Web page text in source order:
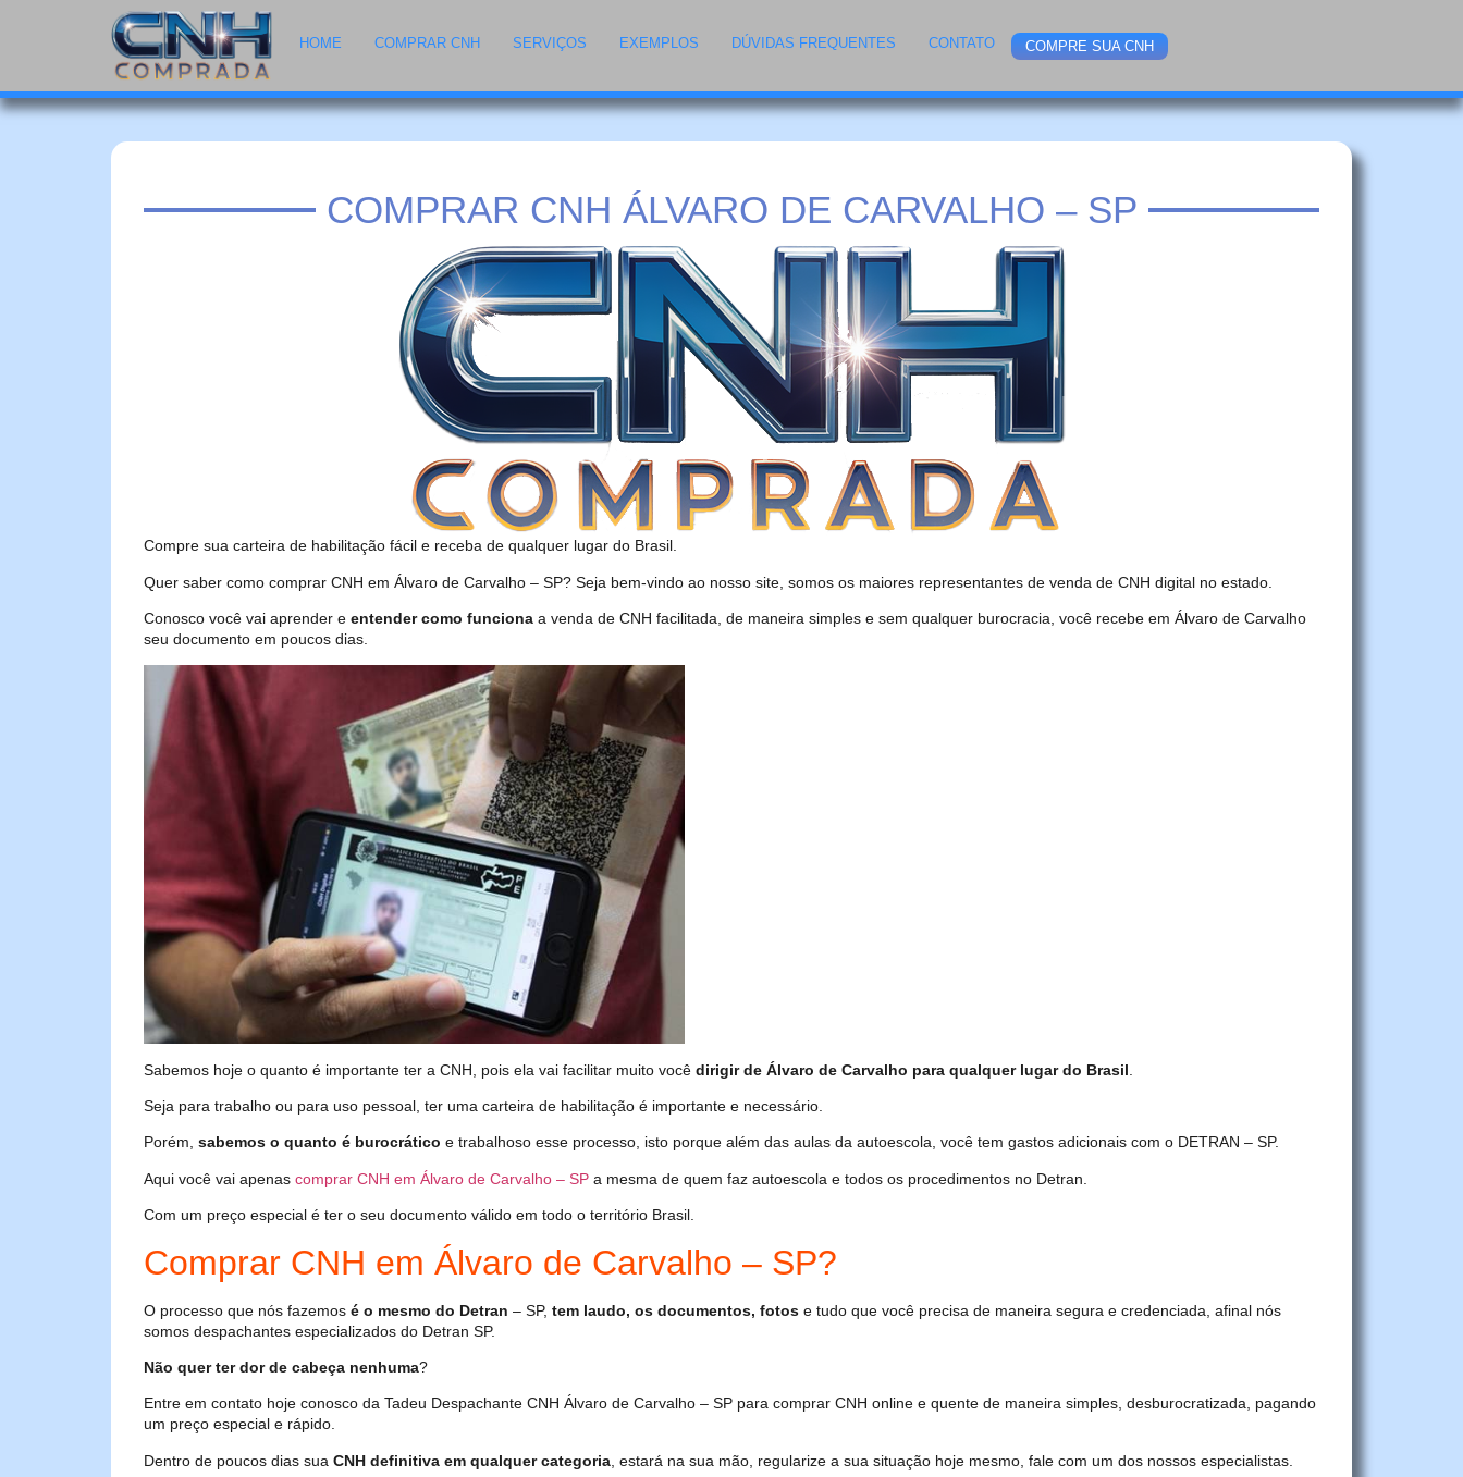
HOME COMPRAR CNH SERVIÇOS EXEMPLOS DÚVIDAS FREQUENTES CONTATO COMPRE SUA CNH
COMPRAR CNH ÁLVARO DE CARVALHO – SP
Compre sua carteira de habilitação fácil e receba de qualquer lugar do Brasil.
Quer saber como comprar CNH em Álvaro de Carvalho – SP? Seja bem-vindo ao nosso site, somos os maiores representantes de venda de CNH digital no estado.
Conosco você vai aprender e entender como funciona a venda de CNH facilitada, de maneira simples e sem qualquer burocracia, você recebe em Álvaro de Carvalho
seu documento em poucos dias.
Sabemos hoje o quanto é importante ter a CNH, pois ela vai facilitar muito você dirigir de Álvaro de Carvalho para qualquer lugar do Brasil
Seja para trabalho ou para uso pessoal, ter uma carteira de habilitação é importante e necessário.
Porém, sabemos o quanto é burocrático e trabalhoso esse processo, isto porque além das aulas da autoescola, você tem gastos adicionais com o DETRAN – SP.
Aqui você vai apenas comprar CNH em Álvaro de Carvalho – SP a mesma de quem faz autoescola e todos os procedimentos no Detran.
Com um preço especial é ter o seu documento válido em todo o território Brasil.
Comprar CNH em Álvaro de Carvalho – SP?
O processo que nós fazemos é o mesmo do Detran – SP, tem laudo, os documentos, fotos e tudo que você precisa de maneira segura e credenciada, afinal nós
somos despachantes especializados do Detran SP.
Não quer ter dor de cabeça nenhuma?
Entre em contato hoje conosco da Tadeu Despachante CNH Álvaro de Carvalho – SP para comprar CNH online e quente de maneira simples, desburocratizada, pagando
um preço especial e rápido.
Dentro de poucos dias sua CNH definitiva em qualquer categoria , estará na sua mão, regularize a sua situação hoje mesmo, fale com um dos nossos especialistas.